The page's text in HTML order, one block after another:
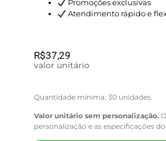
Promoções exclusivas
Atendimento rápido e
R$37,29
valor unitário
Quantidade mínima: 30 unidades.
Valor unitário sem personalização.
personalização e as especificações